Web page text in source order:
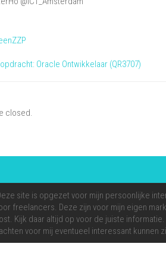
Oracle Ontwikkelaar (QR3707)
closed.
site is opgezet voor mijn persoonlijke
freelancers. Deze zijn voor mijn eigen
Kijk daar altijd op voor de juiste
voor mij eventueel interessant kunnen